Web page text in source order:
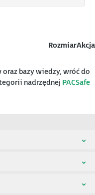
RozmiarAkcja
bazy wiedzy, wróć do
nadrzędnej PACSafe